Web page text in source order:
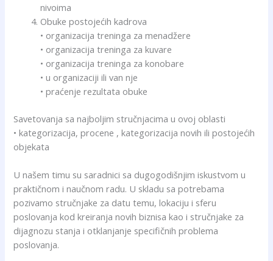
nivoima
Obuke postojećih kadrova
• organizacija treninga za menadžere
• organizacija treninga za kuvare
• organizacija treninga za konobare
• u organizaciji ili van nje
• praćenje rezultata obuke
Savetovanja sa najboljim stručnjacima u ovoj oblasti
• kategorizacija, procene , kategorizacija novih ili postojećih
objekata
U našem timu su saradnici sa dugogodišnjim iskustvom u
praktičnom i naučnom radu. U skladu sa potrebama
pozivamo stručnjake za datu temu, lokaciju i sferu
poslovanja kod kreiranja novih biznisa kao i stručnjake za
dijagnozu stanja i otklanjanje specifičnih problema
poslovanja.